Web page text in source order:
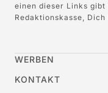
einen dieser Links
Redaktionskasse,
WERBEN
KONTAKT